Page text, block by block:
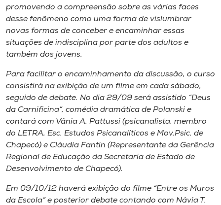
promovendo a compreensão sobre as várias faces
desse fenômeno como uma forma de vislumbrar
novas formas de conceber e encaminhar essas
situações de indisciplina por parte dos adultos e
também dos jovens.
Para facilitar o encaminhamento da discussão, o curso
consistirá na exibição de um filme em cada sábado,
seguido de debate. No dia 29/09 será assistido “Deus
da Carnificina”, comédia dramática de Polanski e
contará com Vânia A. Pattussi (psicanalista, membro
do LETRA, Esc. Estudos Psicanalíticos e Mov.Psic. de
Chapecó) e Cláudia Fantin (Representante da Gerência
Regional de Educação da Secretaria de Estado de
Desenvolvimento de Chapecó).
Em 09/10/12 haverá exibição do filme “Entre os Muros
da Escola” e posterior debate contando com Návia T.